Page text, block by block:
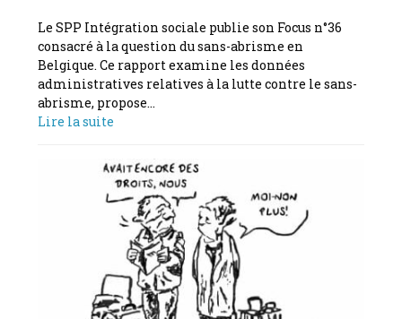
Le SPP Intégration sociale publie son Focus n°36
consacré à la question du sans-abrisme en
Belgique. Ce rapport examine les données
administratives relatives à la lutte contre le sans-
abrisme, propose…
Lire la suite